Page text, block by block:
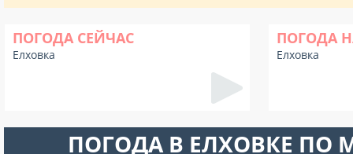
ПОГОДА СЕЙЧАС
Елховка
ПОГОДА
Елховка
ПОГОДА В ЕЛХОВКЕ ПО